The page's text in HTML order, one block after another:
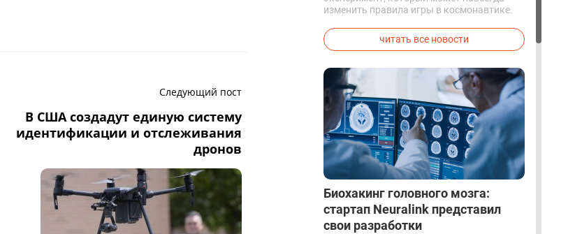
Следующий пост
В США создадут единую систему
идентификации и отслеживания
дронов
изменить правила игры в космонавтике.
успешно синтезировали кислород и
компоненты ракетного топлива с
прямо на орбите.
читать все новости
Биохакинг головного мозга:
стартап Neuralink представил
свои разработки